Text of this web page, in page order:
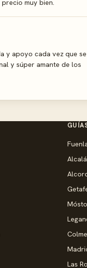
muy bien.
y apoyo cada vez que
y súper amante de los
Las